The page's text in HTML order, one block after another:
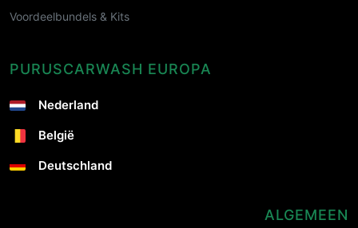
Voordeelbundels & Kits
PURUSCARWASH EUROPA
Nederland
België
Deutschland
ALGEMEEN